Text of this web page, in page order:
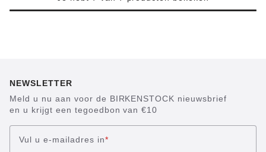
NEWSLETTER
Meld u nu aan voor de BIRKENSTOCK nieuwsbrief
en u krijgt een tegoedbon van €10
Vul u e-mailadres in*